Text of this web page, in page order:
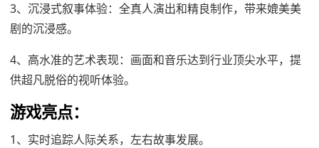
3、‌沉浸式叙事体验‌：全真人演出和精良制作，带来媲美美
剧的沉浸感。
4、‌高水准的艺术表现‌：画面和音乐达到行业顶尖水平，提
供超凡脱俗的视听体验。
游戏亮点：
1、实时追踪人际关系，左右故事发展。